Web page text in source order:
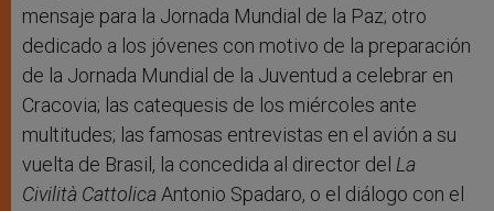
mensaje para la Jornada Mundial de la Paz; otro
dedicado a los jóvenes con motivo de la preparación
de la Jornada Mundial de la Juventud a celebrar en
Cracovia; las catequesis de los miércoles ante
multitudes; las famosas entrevistas en el avión a su
vuelta de Brasil, la concedida al director del La
Civilità Cattolica Antonio Spadaro, o el diálogo con el